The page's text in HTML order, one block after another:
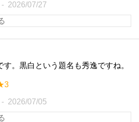
2026/07/27
す。黒白という題名も秀逸ですね。
2026/07/05